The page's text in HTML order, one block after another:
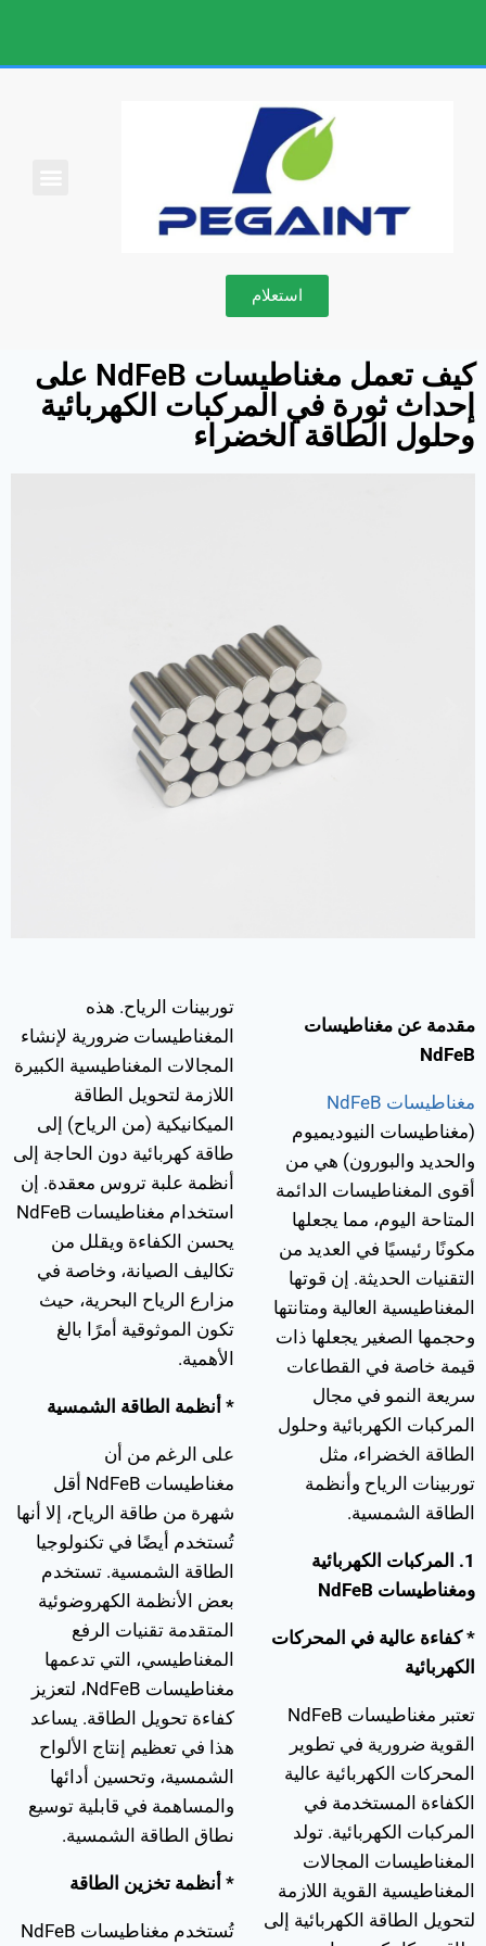
استعلام
كيف تعمل مغناطيسات NdFeB على
إحداث ثورة في المركبات الكهربائية
وحلول الطاقة الخضراء
مقدمة عن مغناطيسات
NdFeB
مغناطيسات NdFeB
(مغناطيسات النيوديميوم
والحديد والبورون) هي من
أقوى المغناطيسات الدائمة
المتاحة اليوم، مما يجعلها
مكونًا رئيسيًا في العديد من
التقنيات الحديثة. إن قوتها
المغناطيسية العالية ومتانتها
وحجمها الصغير يجعلها ذات
قيمة خاصة في القطاعات
سريعة النمو في مجال
المركبات الكهربائية وحلول
الطاقة الخضراء، مثل
توربينات الرياح وأنظمة
الطاقة الشمسية.
1. المركبات الكهربائية
ومغناطيسات NdFeB
* كفاءة عالية في المحركات
الكهربائية
تعتبر مغناطيسات NdFeB
القوية ضرورية في تطوير
المحركات الكهربائية عالية
الكفاءة المستخدمة في
المركبات الكهربائية. تولد
المغناطيسات المجالات
المغناطيسية القوية اللازمة
لتحويل الطاقة الكهربائية إلى
توربينات الرياح. هذه
المغناطيسات ضرورية لإنشاء
المجالات المغناطيسية الكبيرة
اللازمة لتحويل الطاقة
الميكانيكية (من الرياح) إلى
طاقة كهربائية دون الحاجة إلى
أنظمة علبة تروس معقدة. إن
استخدام مغناطيسات NdFeB
يحسن الكفاءة ويقلل من
تكاليف الصيانة، وخاصة في
مزارع الرياح البحرية، حيث
تكون الموثوقية أمرًا بالغ
الأهمية.
* أنظمة الطاقة الشمسية
على الرغم من أن
مغناطيسات NdFeB أقل
شهرة من طاقة الرياح، إلا أنها
تُستخدم أيضًا في تكنولوجيا
الطاقة الشمسية. تستخدم
بعض الأنظمة الكهروضوئية
المتقدمة تقنيات الرفع
المغناطيسي، التي تدعمها
مغناطيسات NdFeB، لتعزيز
كفاءة تحويل الطاقة. يساعد
هذا في تعظيم إنتاج الألواح
الشمسية، وتحسين أدائها
والمساهمة في قابلية توسيع
نطاق الطاقة الشمسية.
* أنظمة تخزين الطاقة
تُستخدم مغناطيسات NdFeB